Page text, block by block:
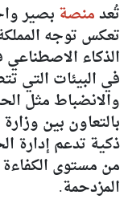
تُعدمنصة بصير
تعكس توجه
الذكاء
في البيئات التي
والانضباط مثل
بالتعاون بين
ذكية تدعم إدارة
من مستوى الكفاءة
المزدحمة.